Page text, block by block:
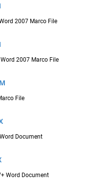
2007 Marco File
2007 Marco File
File
Document
Word Document